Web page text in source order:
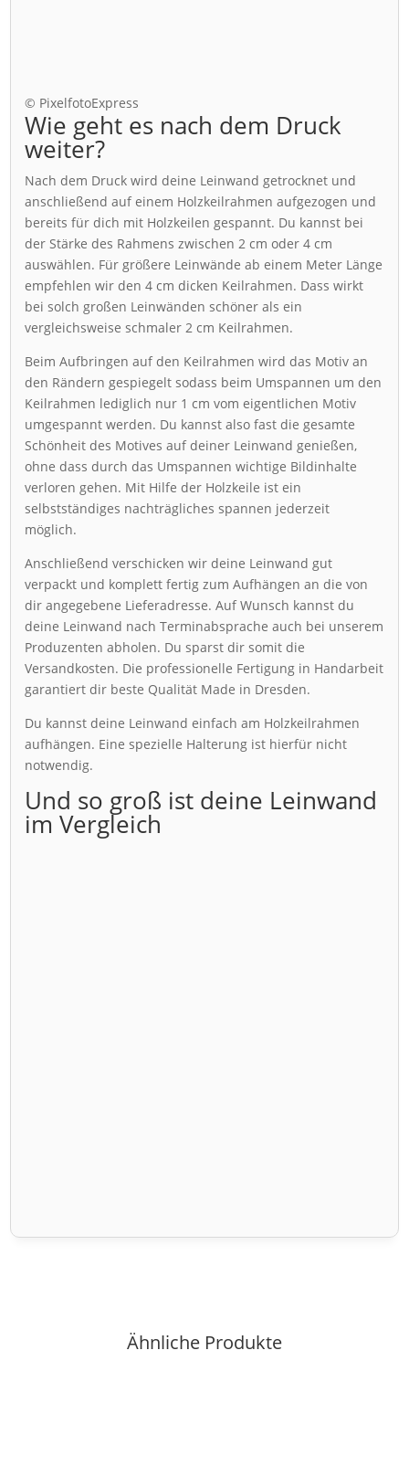
© PixelfotoExpress
Wie geht es nach dem Druck
weiter?
Nach dem Druck wird deine Leinwand getrocknet und
anschließend auf einem Holzkeilrahmen aufgezogen und
bereits für dich mit Holzkeilen gespannt. Du kannst bei
der Stärke des Rahmens zwischen 2 cm oder 4 cm
auswählen. Für größere Leinwände ab einem Meter Länge
empfehlen wir den 4 cm dicken Keilrahmen. Dass wirkt
bei solch großen Leinwänden schöner als ein
vergleichsweise schmaler 2 cm Keilrahmen.
Beim Aufbringen auf den Keilrahmen wird das Motiv an
den Rändern gespiegelt sodass beim Umspannen um den
Keilrahmen lediglich nur 1 cm vom eigentlichen Motiv
umgespannt werden. Du kannst also fast die gesamte
Schönheit des Motives auf deiner Leinwand genießen,
ohne dass durch das Umspannen wichtige Bildinhalte
verloren gehen. Mit Hilfe der Holzkeile ist ein
selbstständiges nachträgliches spannen jederzeit
möglich.
Anschließend verschicken wir deine Leinwand gut
verpackt und komplett fertig zum Aufhängen an die von
dir angegebene Lieferadresse. Auf Wunsch kannst du
deine Leinwand nach Terminabsprache auch bei unserem
Produzenten abholen. Du sparst dir somit die
Versandkosten. Die professionelle Fertigung in Handarbeit
garantiert dir beste Qualität Made in Dresden.
Du kannst deine Leinwand einfach am Holzkeilrahmen
aufhängen. Eine spezielle Halterung ist hierfür nicht
notwendig.
Und so groß ist deine Leinwand
im Vergleich
Ähnliche Produkte